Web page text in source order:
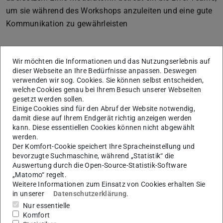
um sie während des Workshops anzuleiten und eine gute
Kommunikation zu gewährleisten
Workshop-Teilnahme oder eigene
Veranstaltung
Auf der Veranstaltungsseite des Büros für
Nachhaltigkeit erfahren Sie, wann der
„Climate Fresk-Workshop“
Wir möchten die Informationen und das Nutzungserlebnis auf
dieser Webseite an Ihre Bedürfnisse anpassen. Deswegen
verwenden wir sog. Cookies. Sie können selbst entscheiden,
welche Cookies genau bei Ihrem Besuch unserer Webseiten
gesetzt werden sollen.
Einige Cookies sind für den Abruf der Website notwendig,
damit diese auf Ihrem Endgerät richtig anzeigen werden
kann. Diese essentiellen Cookies können nicht abgewählt
werden.
Der Komfort-Cookie speichert Ihre Spracheinstellung und
bevorzugte Suchmaschine, während „Statistik“ die
Auswertung durch die Open-Source-Statistik-Software
„Matomo“ regelt.
Weitere Informationen zum Einsatz von Cookies erhalten Sie
in unserer
Datenschutzerklärung.
Nur essentielle
Komfort